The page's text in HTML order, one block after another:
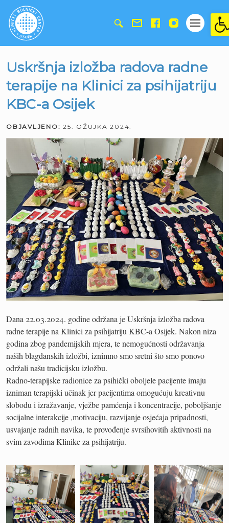
Uskršnja izložba radova radne
terapije na Klinici za psihijatriju
KBC-a Osijek
OBJAVLJENO: 25. OŽUJKA 2024.
Dana 22.03.2024. godine održana je Uskršnja izložba radova
radne terapije na Klinici za psihijatriju KBC-a Osijek. Nakon niza
godina zbog pandemijskih mjera, te nemogućnosti održavanja
naših blagdanskih izložbi, iznimno smo sretni što smo ponovo
održali našu tradicijsku izložbu.
Radno-terapijske radionice za psihički oboljele pacijente imaju
izniman terapijski učinak jer pacijentima omogućuju kreativnu
slobodu i izražavanje, vježbe pamćenja i koncentracije, poboljšanje
socijalne interakcije ,motivaciju, razvijanje osjećaja pripadnosti,
usvajanje radnih navika, te provođenje svrsihovitih aktivnosti na
svim zavodima Klinike za psihijatriju.